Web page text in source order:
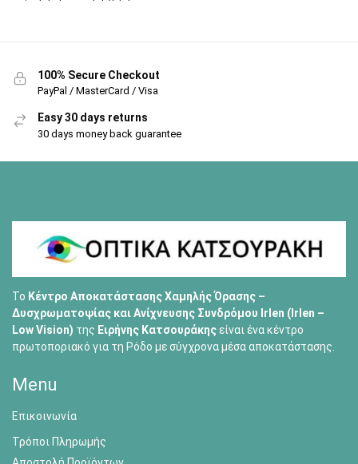
100% Secure Checkout
PayPal / MasterCard / Visa
Easy 30 days returns
30 days money back guarantee
Το Κέντρο Αποκατάστασης Χαμηλής Όρασης –
Δυσχρωματοψίας και Ανίχνευσης Συνδρόμου Irlen (Irlen –
Low Vision) της Ειρήνης Κατσουράκηςείναι ένα κέντρο
πρωτοποριακό για τη Ρόδο με σύγχρονα μέσα αποκατάστασης.
Menu
Επικοινωνία
Τρόποι Πληρωμής